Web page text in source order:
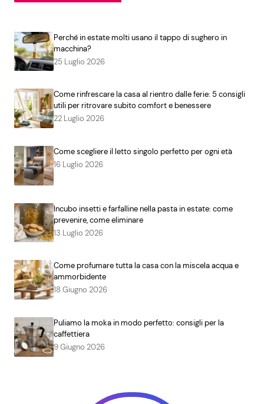
Perché in estate molti usano il tappo di sughero in
macchina?
25 Luglio 2026
Come rinfrescare la casa al rientro dalle ferie: 5 consigli
utili per ritrovare subito comfort e benessere
22 Luglio 2026
Come scegliere il letto singolo perfetto per ogni età
16 Luglio 2026
Incubo insetti e farfalline nella pasta in estate: come
prevenire, come eliminare
13 Luglio 2026
Come profumare tutta la casa con la miscela acqua e
ammorbidente
18 Giugno 2026
Puliamo la moka in modo perfetto: consigli per la
caffettiera
9 Giugno 2026